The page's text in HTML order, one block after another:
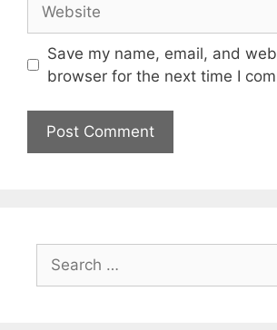
Save my name, email, and
browser for the next time I